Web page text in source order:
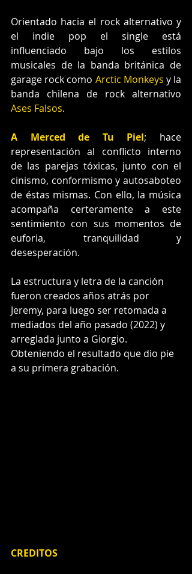
Orientado hacia el rock alternativo y
el indie pop el single está
influenciado bajo los estilos
musicales de la banda británica de
garage rock como Arctic Monkeys y la
Ases Falsos.
A Merced de Tu Piel; hace
representación al conflicto interno
de las parejas tóxicas, junto con el
cinismo, conformismo y autosaboteo
de éstas mismas. Con ello, la música
acompaña certeramente a este
sentimiento con sus momentos de
euforia, tranquilidad y
desesperación.
La estructura y letra de la canción
fueron creados años atrás por
Jeremy, para luego ser retomada a
mediados del año pasado (2022) y
arreglada junto a Giorgio.
Obteniendo el resultado que dio pie
a su primera grabación.
CREDITOS